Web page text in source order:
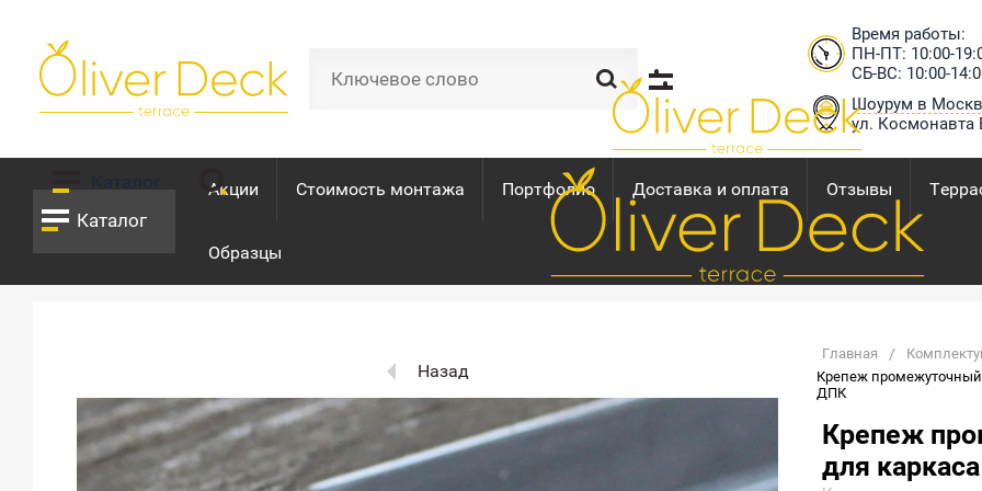
Время работы:
ПН-ПТ: 10:00-
СБ-ВС: 10:00-
Шоурум в
ул. Космонавта
Каталог
Акции Стоимость монтажа Портфолио Доставка и оплата Отзывы
Образцы
Назад
Главная /
Крепеж промежуточный
ДПК
Крепеж
для